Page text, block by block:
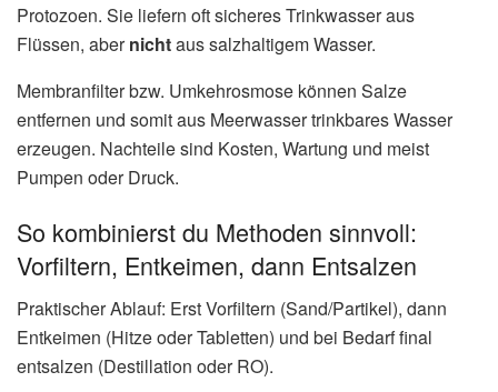
Protozoen. Sie liefern oft sicheres Trinkwasser aus
Flüssen, abernichtaus salzhaltigem Wasser.
Membranfilter bzw. Umkehrosmose können Salze
entfernen und somit aus Meerwasser trinkbares Wasser
erzeugen. Nachteile sind Kosten, Wartung und meist
Pumpen oder Druck.
So kombinierst du Methoden sinnvoll:
Vorfiltern, Entkeimen, dann Entsalzen
Praktischer Ablauf: Erst Vorfiltern (Sand/Partikel), dann
Entkeimen (Hitze oder Tabletten) und bei Bedarf final
entsalzen (Destillation oder RO).